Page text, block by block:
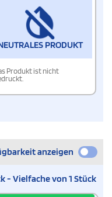
PRODUKT
Produkt ist nicht
anzeigen
- Vielfache von 1 Stück